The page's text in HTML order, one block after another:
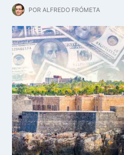
POR ALFREDO FRÓMETA